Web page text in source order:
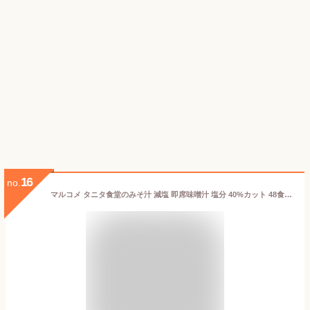
no. 16
マルコメ タニタ食堂のみそ汁 減塩 即席味噌汁 塩分 40%カット 48食(4種×12食)【タニタ食堂監修】